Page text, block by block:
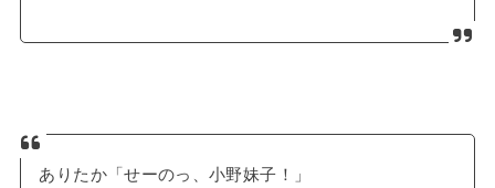
ありたか「せーのっ、小野妹子！」